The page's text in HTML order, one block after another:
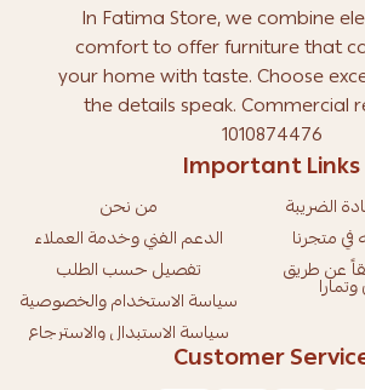
In Fatima Store, we combine
comfort to offer furniture that
your home with taste. Choose
the details speak. Commercial
1010874476
Important Links
من نحن
الدعم الفني وخدمة العملاء
تفصيل حسب الطلب
سياسة الاستخدام والخصوصية
سياسة الاستبدال والاسترجاع
الضريبة
متجرنا
عن طريق
Customer